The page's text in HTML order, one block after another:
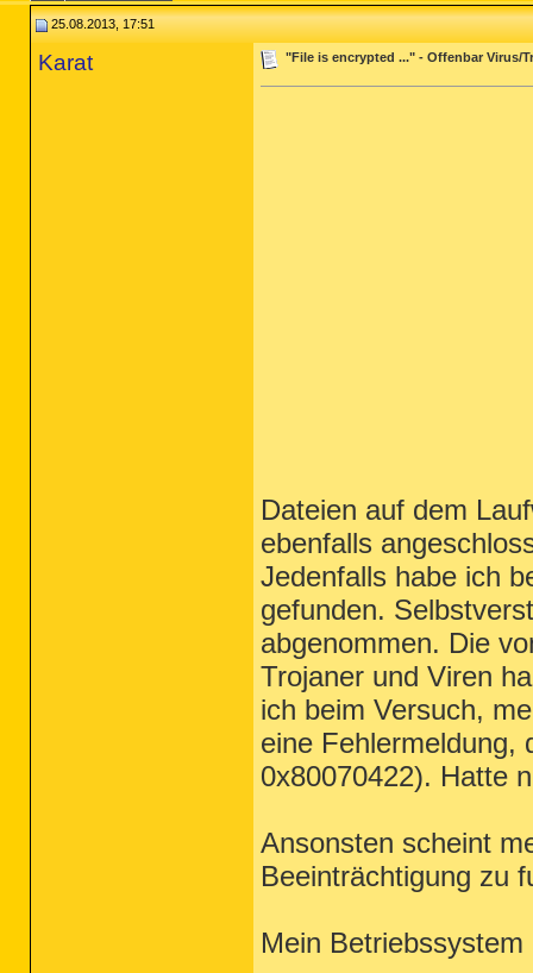
25.08.2013, 17:51
Karat "File is encrypted ..." - Offenbar Virus/
Dateien auf dem
ebenfalls
Jedenfalls habe ich
gefunden.
abgenommen. Die
Trojaner und Viren
ich beim Versuch,
eine Fehlermeldung,
0x80070422). Hatte
Ansonsten scheint
Beeinträchtigung zu
Mein